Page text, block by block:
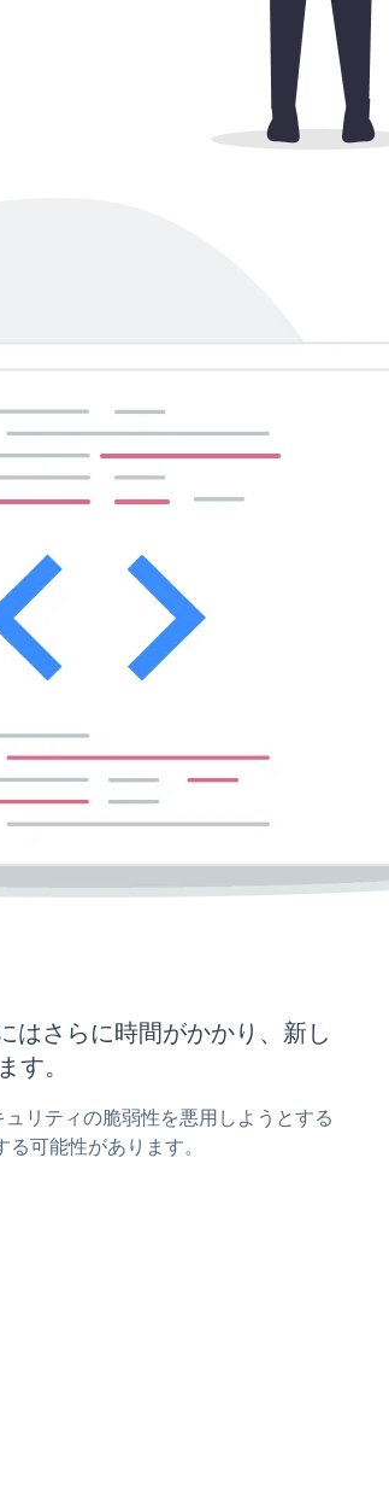
さらに時間がかかり、新し
。
リティの脆弱性を悪用しようとする
可能性があります。